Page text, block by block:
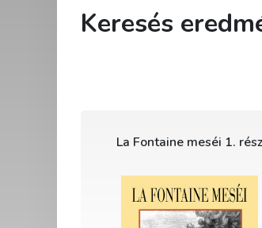
Keresés
La Fontaine meséi 1. rész